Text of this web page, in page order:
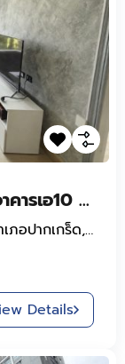
ขายคอนโด เดอะคิทท์ ติวานนท์ อาคารเอ10 ถนนติวานนท์ ซ.ติวานนท์-ปากเกร็ด 17 ใกล้รถไฟฟ้า MRT ส่วนต่อขยาย (สายสีชมพู สถานีปากเกร็ด)
ตำบลปากเกร็ด, เทศบาลนครปากเกร็ด, อำเภอปากเกร็ด, จังหวัดนนทบุรี, 11120, ประเทศไทย
Details